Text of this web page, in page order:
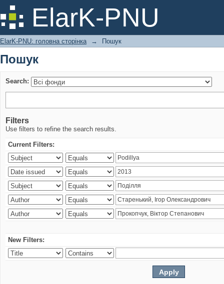
ElarK-PNU
Пошук
ElarK-PNU: головна сторінка → Пошук
Пошук
Search:
Filters
Use filters to refine the search results.
Current Filters:
New Filters: